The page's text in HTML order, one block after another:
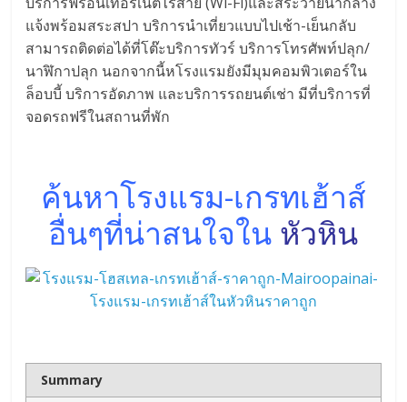
แจ้งพร้อมสระสปา บริการนำเที่ยวแบบไปเช้า-เย็นกลับ
สามารถติดต่อได้ที่โต๊ะบริการทัวร์ บริการโทรศัพท์ปลุก/
นาฬิกาปลุก นอกจากนี้หโรงแรมยังมีมุมคอมพิวเตอร์ใน
ล็อบบี้ บริการอัดภาพ และบริการรถยนต์เช่า มีที่บริการที่
จอดรถฟรีในสถานที่พัก
ค้นหาโรงแรม-เกรทเฮ้าส์
อื่นๆที่น่าสนใจใน หัวหิน
Summary